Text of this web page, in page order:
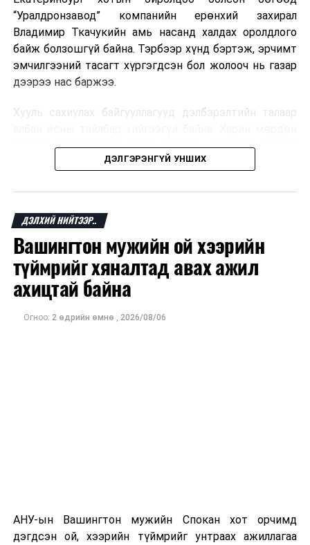
“Уралдронзавод” компанийн ерөнхий захирал
Владимир Ткачукийн амь насанд халдах оролдлого
байж болзошгүй байна. Тэрбээр хүнд бэртэж, эрчимт
эмчилгээний тасагт хүргэгдсэн бол жолооч нь газар
дээрээ нас баржээ.
Хууль сахиулах байгууллагууд дэлбэрэлтийн талаар
шалгах байгууллага олон нийтэд аюултай аргаар
хүний амь насанд халдахыг завдсан гэх үндэслэлээр
мэдээлжээ.
“Уралдронзавод” компани 2023 онд Екатеринбург
хотод байгуулагдсан бөгөөд нисгэгчгүй нисэх
төхөөрөмж үйлдвэрлэдэг аж. Тус компанийн 2025
оны орлого 6.2 тэрбум рубль, цэвэр ашиг нь 1.9
тэрбум рубльд хүрсэн гэж РБК мэдээлсэн байна.
Одоогоор дэлбэрэлтийн шалтгаан, хэрэгт холбоотой
ДЭЛГЭРЭНГҮЙ УНШИХ
ДЭЛХИЙ НИЙТЭЭР..
Вашингтон мужийн ой хээрийн
түймрийг хяналтад авах ажил
ахицтай байна
Огноо: 2 өдрийн өмнө , 2026/08/06
АНУ-ын Вашингтон мужийн Спокан хот орчимд
дэгдсэн ой, хээрийн түймрийг унтраах ажиллагаа